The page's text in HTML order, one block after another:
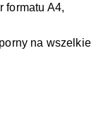
formatu A4,
na wszelkie